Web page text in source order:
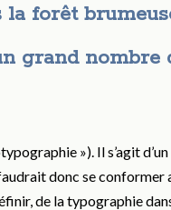
forêt
grand nombre
»). Il s’agit
donc se conformer
de la typographie